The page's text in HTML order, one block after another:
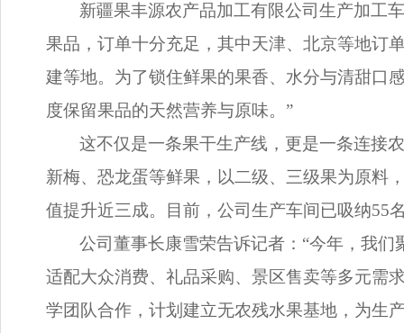
新疆果丰源农产品加工有限公司生产加工
果品，订单十分充足，其中天津、北京等地订
建等地。为了锁住鲜果的果香、水分与清甜口
度保留果品的天然营养与原味。”
这不仅是一条果干生产线，更是一条连接
新梅、恐龙蛋等鲜果，以二级、三级果为原料
值提升近三成。目前，公司生产车间已吸纳55
公司董事长康雪荣告诉记者：“今年，我
适配大众消费、礼品采购、景区售卖等多元需
学团队合作，计划建立无农残水果基地，为生